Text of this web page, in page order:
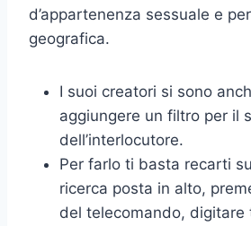
d’appartenenza sessuale e
geografica.
I suoi creatori si sono
aggiungere un filtro per il
dell’interlocutore.
Per farlo ti basta recarti
ricerca posta in alto,
del telecomando, digitare